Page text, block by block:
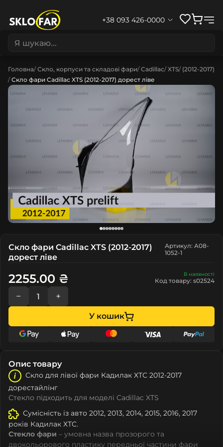
+38 093 426-0000
Головна Скло, корпуси та складові фари Cadillac XTS (2012-2017)
Скло фари Cadillac XTS (2012-2017) дорест ліве
Скло фари Cadillac XTS (2012-2017)
дорест ліве
Артикул: A08-
1052-1
В наявності
Код товару: s02524
2255.00 ₴
− +
У кошик
Опис товару
Скло для лівої фари Кадилак ХТС 2012-2017
дорестайлінг
Стекло підходить для моделі Cadillac XTS
Сумісність із авто 2012, 2013, 2014, 2015, 2016, 2017
років Кадилак ХТС.
Стекло фари – умовна назва прозорого та
двокольорового пластику передньої частини фари